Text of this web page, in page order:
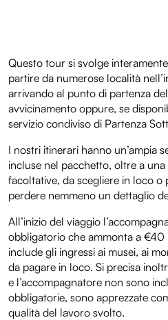
Questo tour si svolge
partire da numerose località
arrivando al punto di partenza
avvicinamento oppure, se
servizio condiviso di Partenza
I nostri itinerari hanno un’ampia
incluse nel pacchetto, oltre a
facoltative, da scegliere in loco o
perdere nemmeno un dettaglio
All’inizio del viaggio
obbligatorio che ammonta a €40
include gli ingressi ai musei, ai
da pagare in loco. Si precisa
e l’accompagnatore non sono
obbligatorie, sono apprezzate
qualità del lavoro svolto.